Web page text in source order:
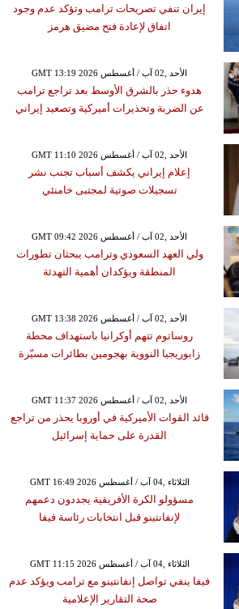
إيران تنفي تصريحات ترامب وتؤكد عدم وجود
اتفاق لإعادة فتح مضيق هرمز
GMT 13:19 2026 الأحد ,02 آب / أغسطس
هدوء حذر بالشرق الأوسط بعد تراجع ترامب
عن الضربة وتحذيرات أميركية وتصعيد إيراني
GMT 11:10 2026 الأحد ,02 آب / أغسطس
إعلام إيراني يكشف أسباب تجنب نشر
تسجيلات صوتية لمجتبى خامنئي
GMT 09:42 2026 الأحد ,02 آب / أغسطس
ولي العهد السعودي وترامب يبحثان تطورات
المنطقة ويؤكدان أهمية التهدئة
GMT 13:38 2026 الأحد ,02 آب / أغسطس
روساتوم تتهم أوكرانيا باستهداف محطة
زابوريجيا النووية بهجومين بطائرات مسيّرة
GMT 11:37 2026 الأحد ,02 آب / أغسطس
قائد القوات الأميركية في أوروبا يحذر من تراجع
القدرة على حماية إسرائيل
GMT 16:49 2026 الثلاثاء ,04 آب / أغسطس
مسؤولو الكرة الأفريقية يجددون دعمهم
لإنفانتينو قبل انتخابات رئاسة فيفا
GMT 11:15 2026 الثلاثاء ,04 آب / أغسطس
فيفا ينفي تواصل إنفانتينو مع ترامب ويؤكد عدم
صحة التقارير الإعلامية